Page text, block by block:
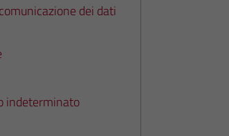
dei dati
indeterminato